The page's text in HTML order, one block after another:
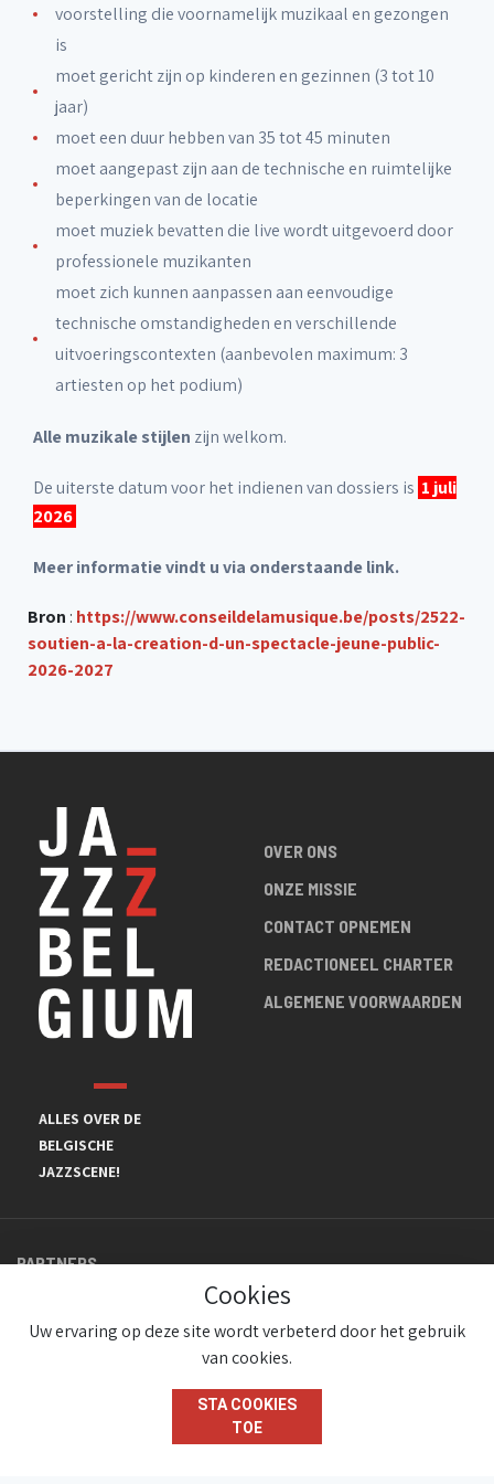
voorstelling die voornamelijk muzikaal en gezongen
is
moet gericht zijn op kinderen en gezinnen (3 tot 10
jaar)
moet een duur hebben van 35 tot 45 minuten
moet aangepast zijn aan de technische en ruimtelijke
beperkingen van de locatie
moet muziek bevatten die live wordt uitgevoerd door
professionele muzikanten
moet zich kunnen aanpassen aan eenvoudige
technische omstandigheden en verschillende
uitvoeringscontexten (aanbevolen maximum: 3
artiesten op het podium)
Alle muzikale stijlen zijn welkom.
De uiterste datum voor het indienen van dossiers is 1 juli
2026
Meer informatie vindt u via onderstaande link.
Bron : https://www.conseildelamusique.be/posts/2522-
soutien-a-la-creation-d-un-spectacle-jeune-public-
2026-2027
ALLES OVER DE
BELGISCHE
JAZZSCENE!
OVER ONS
ONZE MISSIE
CONTACT OPNEMEN
REDACTIONEEL CHARTER
ALGEMENE VOORWAARDEN
PARTNERS
© JazzInBelgium 2026 ( Version 1.1.2)
Cookies
Uw ervaring op deze site wordt verbeterd door het gebruik
van cookies.
STA COOKIES
TOE